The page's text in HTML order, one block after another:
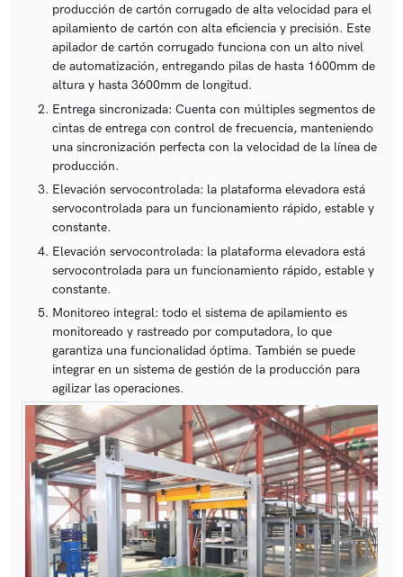
producción de cartón corrugado de alta velocidad para el
apilamiento de cartón con alta eficiencia y precisión. Este
apilador de cartón corrugado funciona con un alto nivel
de automatización, entregando pilas de hasta 1600mm de
altura y hasta 3600mm de longitud.
Entrega sincronizada: Cuenta con múltiples segmentos de
cintas de entrega con control de frecuencia, manteniendo
una sincronización perfecta con la velocidad de la línea de
producción.
Elevación servocontrolada: la plataforma elevadora está
servocontrolada para un funcionamiento rápido, estable y
constante.
Elevación servocontrolada: la plataforma elevadora está
servocontrolada para un funcionamiento rápido, estable y
constante.
Monitoreo integral: todo el sistema de apilamiento es
monitoreado y rastreado por computadora, lo que
garantiza una funcionalidad óptima. También se puede
integrar en un sistema de gestión de la producción para
agilizar las operaciones.